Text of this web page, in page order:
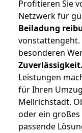
Profitieren Sie
Netzwerk für
Beiladung
vonstattengeht.
besonderen
Zuverlässigkeit.
Leistungen
für Ihren
Mellrichstadt.
oder ein
passende